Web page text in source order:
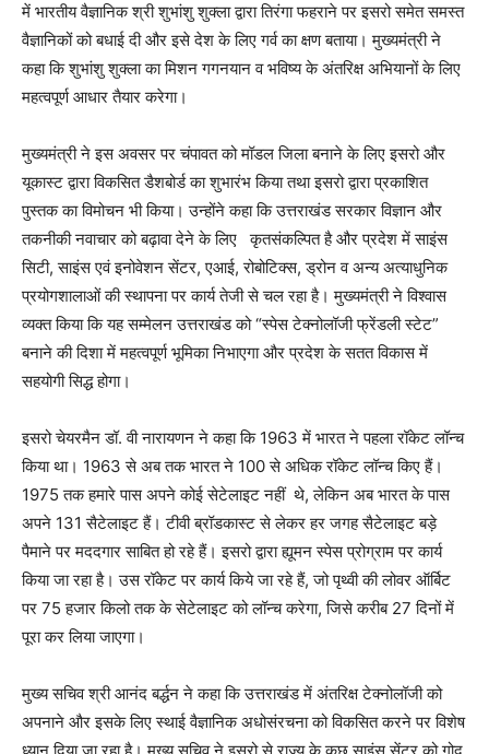
में भारतीय वैज्ञानिक श्री शुभांशु शुक्ला द्वारा तिरंगा फहराने पर इसरो समेत समस्त
वैज्ञानिकों को बधाई दी और इसे देश के लिए गर्व का क्षण बताया। मुख्यमंत्री ने
कहा कि शुभांशु शुक्ला का मिशन गगनयान व भविष्य के अंतरिक्ष अभियानों के लिए
महत्वपूर्ण आधार तैयार करेगा।
मुख्यमंत्री ने इस अवसर पर चंपावत को मॉडल जिला बनाने के लिए इसरो और
यूकास्ट द्वारा विकसित डैशबोर्ड का शुभारंभ किया तथा इसरो द्वारा प्रकाशित
पुस्तक का विमोचन भी किया। उन्होंने कहा कि उत्तराखंड सरकार विज्ञान और
तकनीकी नवाचार को बढ़ावा देने के लिए कृतसंकल्पित है और प्रदेश में साइंस
सिटी, साइंस एवं इनोवेशन सेंटर, एआई, रोबोटिक्स, ड्रोन व अन्य अत्याधुनिक
प्रयोगशालाओं की स्थापना पर कार्य तेजी से चल रहा है। मुख्यमंत्री ने विश्वास
व्यक्त किया कि यह सम्मेलन उत्तराखंड को “स्पेस टेक्नोलॉजी फ्रेंडली स्टेट”
बनाने की दिशा में महत्वपूर्ण भूमिका निभाएगा और प्रदेश के सतत विकास में
सहयोगी सिद्ध होगा।
इसरो चेयरमैन डॉ. वी नारायणन ने कहा कि 1963 में भारत ने पहला रॉकेट लॉन्च
किया था। 1963 से अब तक भारत ने 100 से अधिक रॉकेट लॉन्च किए हैं।
1975 तक हमारे पास अपने कोई सेटेलाइट नहीं थे, लेकिन अब भारत के पास
अपने 131 सैटेलाइट हैं। टीवी ब्रॉडकास्ट से लेकर हर जगह सैटेलाइट बड़े
पैमाने पर मददगार साबित हो रहे हैं। इसरो द्वारा ह्यूमन स्पेस प्रोग्राम पर कार्य
किया जा रहा है। उस रॉकेट पर कार्य किये जा रहे हैं, जो पृथ्वी की लोवर ऑर्बिट
पर 75 हजार किलो तक के सेटेलाइट को लॉन्च करेगा, जिसे करीब 27 दिनों में
पूरा कर लिया जाएगा।
मुख्य सचिव श्री आनंद बर्द्धन ने कहा कि उत्तराखंड में अंतरिक्ष टेक्नोलॉजी को
अपनाने और इसके लिए स्थाई वैज्ञानिक अधोसंरचना को विकसित करने पर विशेष